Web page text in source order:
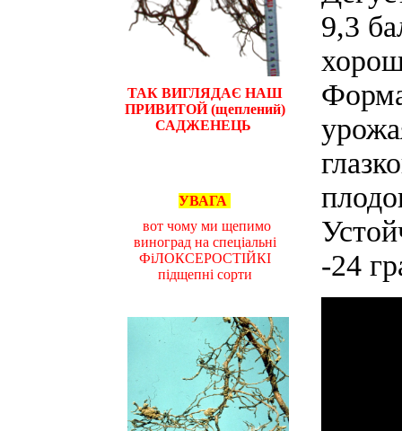
ТАК ВИГЛЯДАЄ НАШ
ПРИВИТОЙ (щеплений)
САДЖЕНЕЦЬ
УВАГА
вот чому ми щепимо
виноград на спеціальні
ФіЛОКСЕРОСТІЙКІ
підщепні сорти
9,3
-24